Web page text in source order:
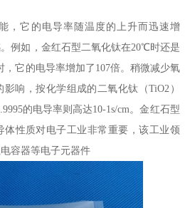
，它的电导率随温度的上升而迅速增
例如，金红石型二氧化钛在20℃时还是
它的电导率增加了107倍。稍微减少氧
响，按化学组成的二氧化钛（TiO2）
的电导率则高达10-1s/cm。金红石型
体性质对电子工业非常重要，该工业领
容器等电子元器件